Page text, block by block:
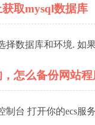
取mysql数据库
择数据库和环境. 如
怎么备份网站程
制台 打开你的ecs服